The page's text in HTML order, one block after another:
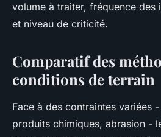
volume à traiter, fréquence des
et niveau de criticité.
Comparatif des
conditions de terrain
Face à des contraintes variées
produits chimiques, abrasion -